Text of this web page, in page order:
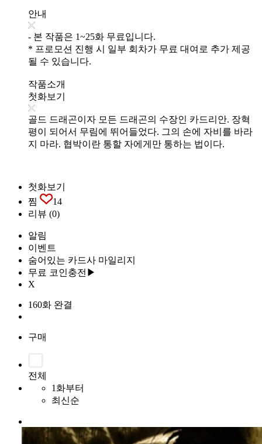
안내
- 본 작품은 1~25화 무료입니다.
* 프로모션 진행 시 일부 회차가 무료 대여로 추가 제공
될 수 있습니다.
작품소개
첫화보기
골드 드래곤이자 모든 드래곤의 수장인 카드리안. 장혁
평이 되어서 무림에 뛰어들었다. 그의 손에 자비를 바라
지 마라. 협박이란 통할 자에게만 통하는 법이다.
첫화보기
찜
14
리뷰 (0)
알림
이벤트
숨어있는 카드사 마일리지
무료 코인충전▶
X
160화 완결
구매
전체
1화부터
최신순